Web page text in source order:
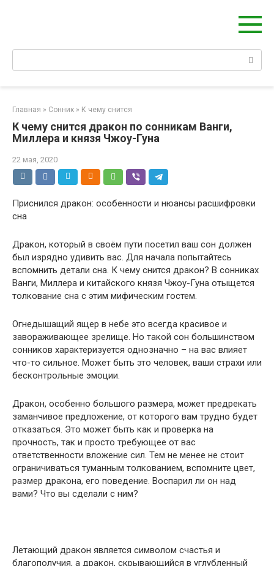
Главная » Сонник » К чему снится
К чему снится дракон по сонникам Ванги,
Миллера и князя Чжоу-Гуна
22 мая, 2020
Приснился дракон: особенности и нюансы расшифровки
сна
Дракон, который в своём пути посетил ваш сон должен
был изрядно удивить вас. Для начала попытайтесь
вспомнить детали сна. К чему снится дракон? В сонниках
Ванги, Миллера и китайского князя Чжоу-Гуна отыщется
толкование сна с этим мифическим гостем.
Огнедышащий ящер в небе это всегда красивое и
завораживающее зрелище. Но такой сон большинством
сонников характеризуется однозначно – на вас влияет
что-то сильное. Может быть это человек, ваши страхи или
бесконтрольные эмоции.
Дракон, особенно большого размера, может предрекать
заманчивое предложение, от которого вам трудно будет
отказаться. Это может быть как и проверка на
прочность, так и просто требующее от вас
ответственности вложение сил. Тем не менее не стоит
ограничиваться туманным толкованием, вспомните цвет,
размер дракона, его поведение. Воспарил ли он над
вами? Что вы сделали с ним?
Летающий дракон является символом счастья и
благополучия, а дракон, скрывающийся в углубленный